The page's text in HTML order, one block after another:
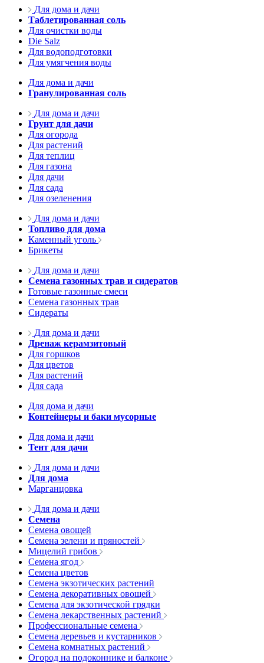
Для дома и дачи
Таблетированная соль
Для очистки воды
Die Salz
Для водоподготовки
Для умягчения воды
Для дома и дачи
Гранулированная соль
Для дома и дачи
Грунт для дачи
Для огорода
Для растений
Для теплиц
Для газона
Для дачи
Для сада
Для озеленения
Для дома и дачи
Топливо для дома
Каменный уголь
Брикеты
Для дома и дачи
Семена газонных трав и сидератов
Готовые газонные смеси
Семена газонных трав
Сидераты
Для дома и дачи
Дренаж керамзитовый
Для горшков
Для цветов
Для растений
Для сада
Для дома и дачи
Контейнеры и баки мусорные
Для дома и дачи
Тент для дачи
Для дома и дачи
Для дома
Марганцовка
Для дома и дачи
Семена
Семена овощей
Семена зелени и пряностей
Мицелий грибов
Семена ягод
Семена цветов
Семена экзотических растений
Семена декоративных овощей
Семена для экзотической грядки
Семена лекарственных растений
Профессиональные семена
Семена деревьев и кустарников
Семена комнатных растений
Огород на подоконнике и балконе